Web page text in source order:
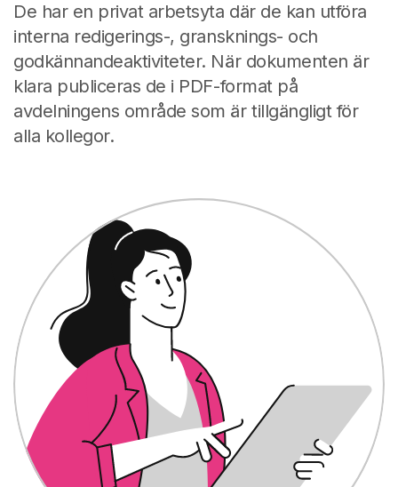
De har en privat arbetsyta där de kan utföra
interna redigerings-, gransknings- och
godkännandeaktiviteter. När dokumenten är
klara publiceras de i PDF-format på
avdelningens område som är tillgängligt för
alla kollegor.